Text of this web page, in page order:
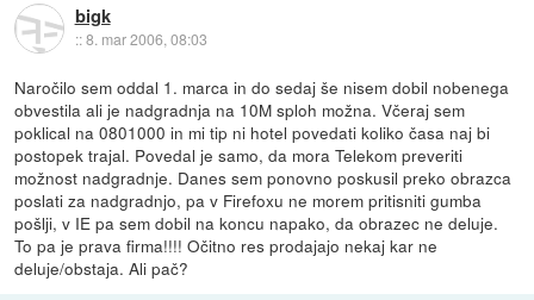
bigk
::8. mar 2006, 08:03
Naročilo sem oddal 1. marca in do sedaj še nisem dobil nobenega
obvestila ali je nadgradnja na 10M sploh možna. Včeraj sem
poklical na 0801000 in mi tip ni hotel povedati koliko časa naj bi
postopek trajal. Povedal je samo, da mora Telekom preveriti
možnost nadgradnje. Danes sem ponovno poskusil preko obrazca
poslati za nadgradnjo, pa v Firefoxu ne morem pritisniti gumba
pošlji, v IE pa sem dobil na koncu napako, da obrazec ne deluje.
To pa je prava firma!!!! Očitno res prodajajo nekaj kar ne
deluje/obstaja. Ali pač?